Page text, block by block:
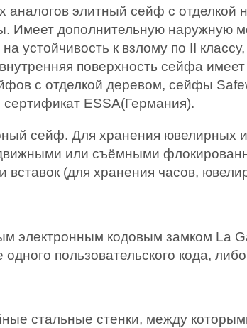
элитный сейф с
Имеет дополнительную наружную
к взлому по II
поверхность сейфа
с отделкой деревом, сейфы
ESSA(Германия).
сейф. Для хранения ювелирных
или съёмными
(для хранения часов,
электронным кодовым замком
пользовательского кода,
стальные стенки, между